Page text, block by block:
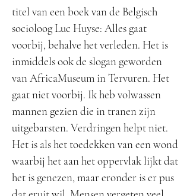
titel van een boek van de Belgisch
socioloog Luc Huyse: Alles gaat
voorbij, behalve het verleden. Het is
inmiddels ook de slogan geworden
van AfricaMuseum in Tervuren. Het
gaat niet voorbij. Ik heb volwassen
mannen gezien die in tranen zijn
uitgebarsten. Verdringen helpt niet.
Het is als het toedekken van een wond
waarbij het aan het oppervlak lijkt dat
het is genezen, maar eronder is er pus